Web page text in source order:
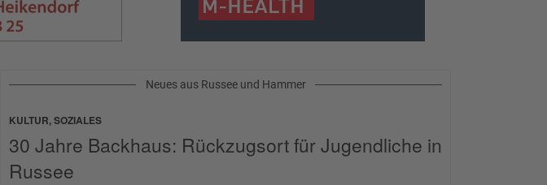
Neues aus Russee und Hammer
KULTUR, SOZIALES
30 Jahre Backhaus: Rückzugsort für Jugendliche in
Russee